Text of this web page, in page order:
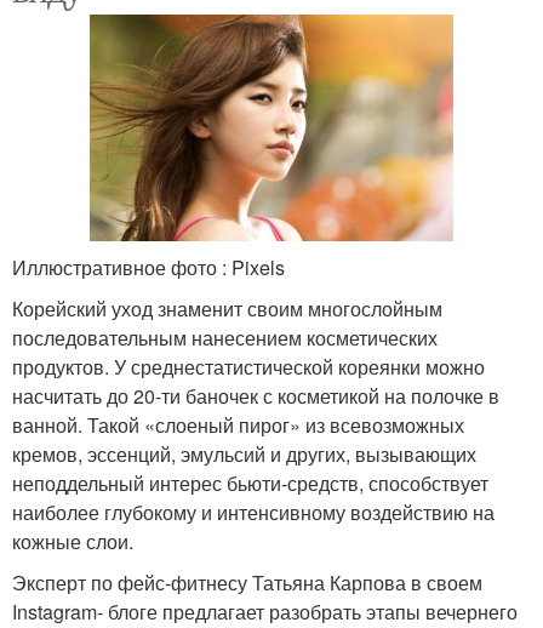
Иллюстративное фото : Pixels
Корейский уход знаменит своим многослойным
последовательным нанесением косметических
продуктов. У среднестатистической кореянки можно
насчитать до 20-ти баночек с косметикой на полочке в
ванной. Такой «слоеный пирог» из всевозможных
кремов, эссенций, эмульсий и других, вызывающих
неподдельный интерес бьюти-средств, способствует
наиболее глубокому и интенсивному воздействию на
кожные слои.
Эксперт по фейс-фитнесу Татьяна Карпова в своем
Instagram- блоге предлагает разобрать этапы вечернего